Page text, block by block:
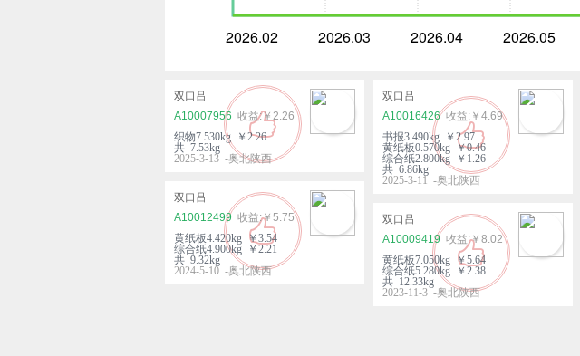
2026.02 2026.03 2026.04 2026.05
双口吕
A10007956
￥2.26
织物7.530kg ￥2.26
共 7.53kg
2025-3-13 -奥北陕西
双口吕
A10016426
￥4.69
书报3.490kg ￥2.97
黄纸板0.570kg ￥0.46
综合纸2.800kg ￥1.26
共 6.86kg
2025-3-11 -奥北陕西
双口吕
A10012499
￥5.75
黄纸板4.420kg ￥3.54
综合纸4.900kg ￥2.21
共 9.32kg
2024-5-10 -奥北陕西
双口吕
A10009419
￥8.02
黄纸板7.050kg ￥5.64
综合纸5.280kg ￥2.38
共 12.33kg
2023-11-3 -奥北陕西